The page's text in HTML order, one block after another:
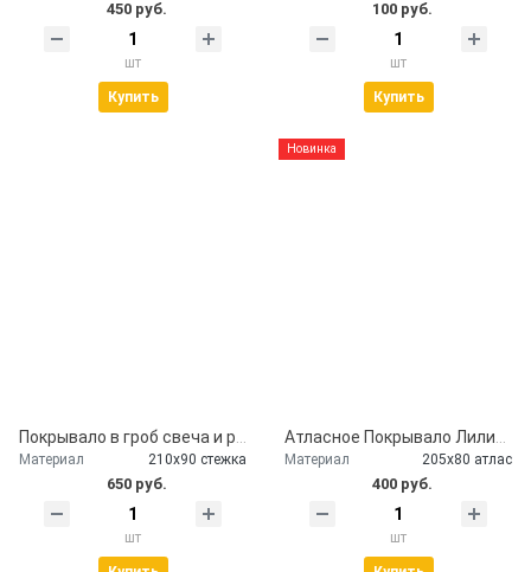
450 руб.
шт
Купить
100 руб.
шт
Купить
Материал 210х90 стежка
650 руб.
шт
Новинка
Материал 205х80 атлас
400 руб.
шт